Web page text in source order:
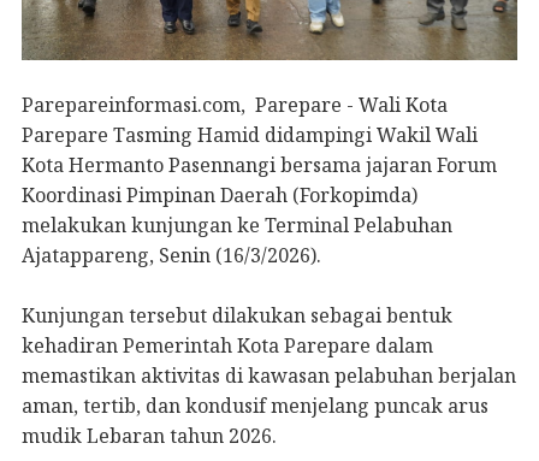
Parepareinformasi.com, Parepare - Wali Kota
Parepare Tasming Hamid didampingi Wakil Wali
Kota Hermanto Pasennangi bersama jajaran Forum
Koordinasi Pimpinan Daerah (Forkopimda)
melakukan kunjungan ke Terminal Pelabuhan
Ajatappareng, Senin (16/3/2026).
Kunjungan tersebut dilakukan sebagai bentuk
kehadiran Pemerintah Kota Parepare dalam
memastikan aktivitas di kawasan pelabuhan berjalan
aman, tertib, dan kondusif menjelang puncak arus
mudik Lebaran tahun 2026.